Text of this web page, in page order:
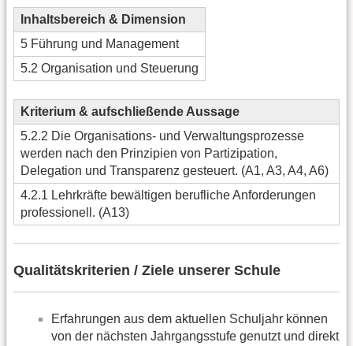
Inhaltsbereich & Dimension
5 Führung und Management
5.2 Organisation und Steuerung
Kriterium & aufschließende Aussage
5.2.2 Die Organisations- und Verwaltungsprozesse
werden nach den Prinzipien von Partizipation,
Delegation und Transparenz gesteuert. (A1, A3, A4, A6)
4.2.1 Lehrkräfte bewältigen berufliche Anforderungen
professionell. (A13)
Qualitätskriterien / Ziele unserer Schule
Erfahrungen aus dem aktuellen Schuljahr können
von der nächsten Jahrgangsstufe genutzt und direkt